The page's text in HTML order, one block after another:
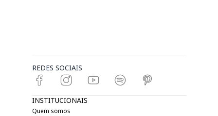
REDES SOCIAIS
INSTITUCIONAIS
Quem somos